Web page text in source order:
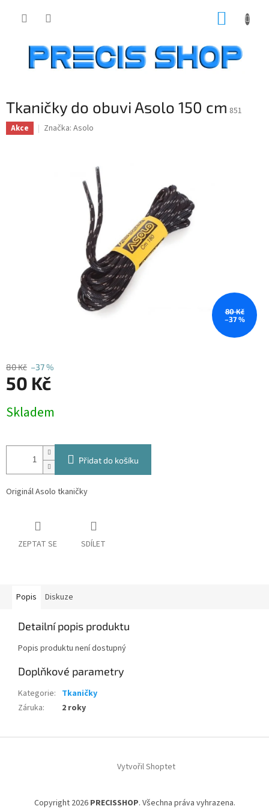
Tkaničky do obuvi Asolo 150 cm 851
Akce Značka: Asolo
80 Kč
–37 %
80 Kč –37 %
50 Kč
cena:
Skladem
Přidat do košíku
Originál Asolo tkaničky
ZEPTAT SE SDÍLET
Popis Diskuze
Detailní popis produktu
Popis produktu není dostupný
Doplňkové parametry
Kategorie: Tkaničky
Záruka: 2 roky
Vytvořil Shoptet
Copyright 2026 PRECISSHOP. Všechna práva vyhrazena.